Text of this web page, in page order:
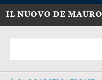
IL NUOVO DE MAURO